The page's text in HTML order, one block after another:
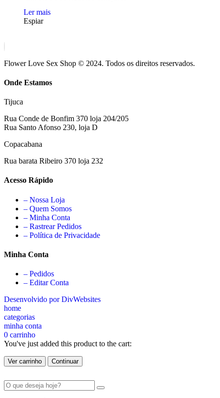
Ler mais
Espiar
Flower Love Sex Shop © 2024. Todos os direitos reservados.
Onde Estamos
Tijuca
Rua Conde de Bonfim 370 loja 204/205
Rua Santo Afonso 230, loja D
Copacabana
Rua barata Ribeiro 370 loja 232
Acesso Rápido
– Nossa Loja
– Quem Somos
– Minha Conta
– Rastrear Pedidos
– Política de Privacidade
Minha Conta
– Pedidos
– Editar Conta
Desenvolvido por DivWebsites
home
categorias
minha conta
0 carrinho
You've just added this product to the cart:
Ver carrinho Continuar